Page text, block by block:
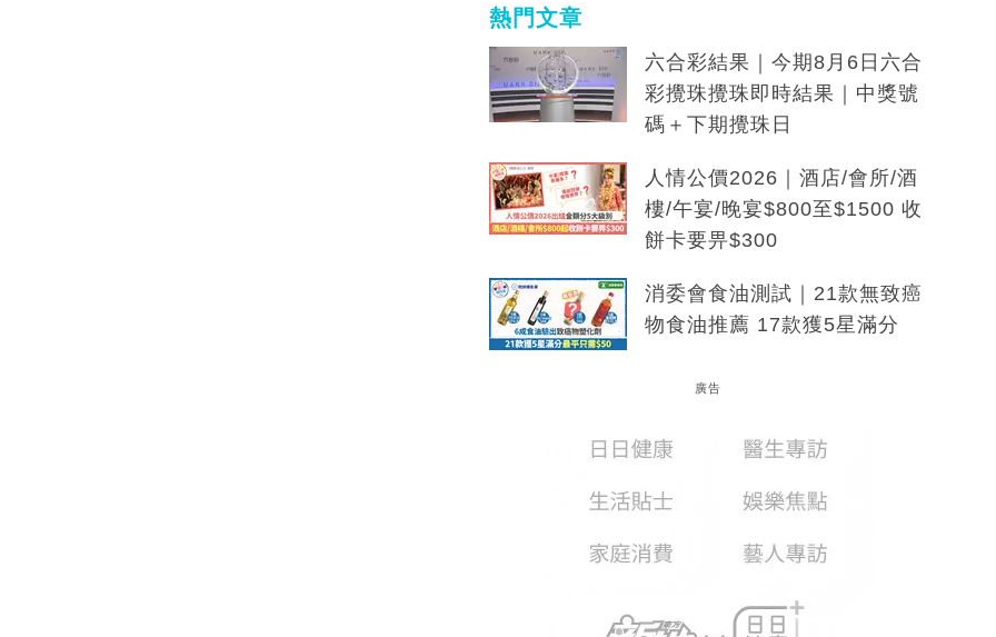
熱門文章
六合彩結果｜今期8月6日六合
彩攪珠攪珠即時結果｜中獎號
碼＋下期攪珠日
人情公價2026｜酒店/會所/酒
樓/午宴/晚宴$800至$1500 收
餅卡要畀$300
消委會食油測試｜21款無致癌
物食油推薦 17款獲5星滿分
廣告